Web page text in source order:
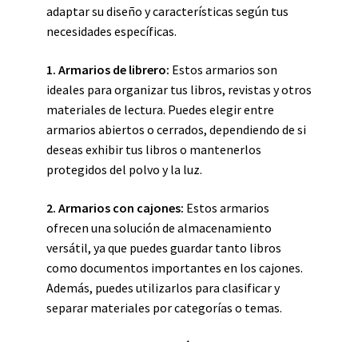
adaptar su diseño y características según tus
necesidades específicas.
1. Armarios de librero: Estos armarios son
ideales para organizar tus libros, revistas y otros
materiales de lectura. Puedes elegir entre
armarios abiertos o cerrados, dependiendo de si
deseas exhibir tus libros o mantenerlos
protegidos del polvo y la luz.
2. Armarios con cajones: Estos armarios
ofrecen una solución de almacenamiento
versátil, ya que puedes guardar tanto libros
como documentos importantes en los cajones.
Además, puedes utilizarlos para clasificar y
separar materiales por categorías o temas.